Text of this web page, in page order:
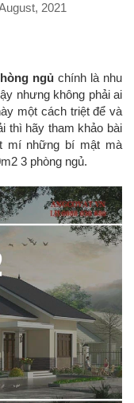
2021
ngủ chính là nhu
nhưng không phải ai
một cách triệt để và
thì hãy tham khảo bài
mí những bí mật mà
3 phòng ngủ.